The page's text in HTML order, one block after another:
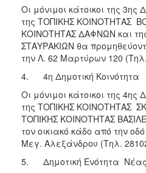
Οι μόνιμοι κάτοικοι της
της ΤΟΠΙΚΗΣ ΚΟΙΝΟΤΗΤΑΣ
ΚΟΙΝΟΤΗΤΑΣ ΔΑΦΝΩΝ και
ΣΤΑΥΡΑΚΙΩΝ θα
την Λ. 62 Μαρτύρων 120
4. 4η Δημοτική Κοινότητα
Οι μόνιμοι κάτοικοι της
της ΤΟΠΙΚΗΣ ΚΟΙΝΟΤΗΤΑΣ
ΤΟΠΙΚΗΣ ΚΟΙΝΟΤΗΤΑΣ
τον οικιακό κάδο από την
Μεγ. Αλεξάνδρου (Τηλ.
5. Δημοτική Ενότητα